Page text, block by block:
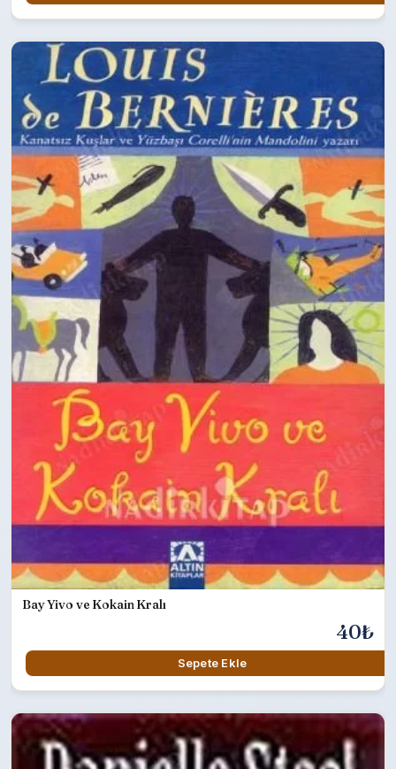
Bay Yivo ve Kokain Kralı
40₺
Sepete Ekle